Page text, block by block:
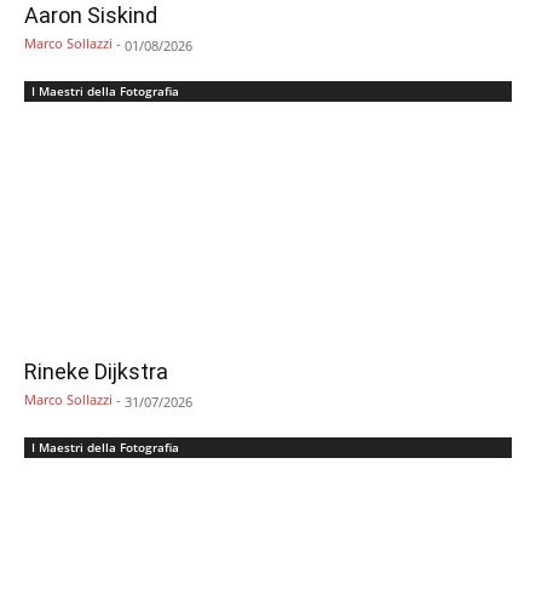
Aaron Siskind
Marco Sollazzi - 01/08/2026
I Maestri della Fotografia
Rineke Dijkstra
Marco Sollazzi - 31/07/2026
I Maestri della Fotografia